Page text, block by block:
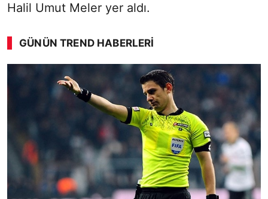
Halil Umut Meler yer aldı.
GÜNÜN TREND HABERLERI